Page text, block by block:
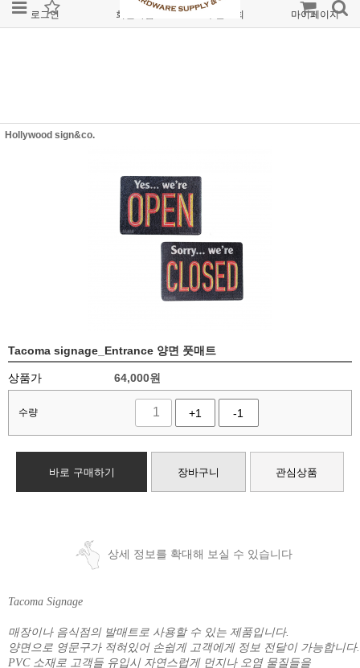
로그인 회원가입 주문조회 마이페이지
Hollywood sign&co.
Tacoma signage_Entrance 양면 풋매트
상품가 64,000원
수량 +1 -1
바로 구매하기 장바구니 관심상품
상세 정보를 확대해 보실 수 있습니다
Tacoma Signage
매장이나 음식점의 발매트로 사용할 수 있는 제품입니다.
양면으로 영문구가 적혀있어 손쉽게 고객에게 정보 전달이 가능합니다.
PVC 소재로 고객들 유입시 자연스럽게 먼지나 오염 물질들을